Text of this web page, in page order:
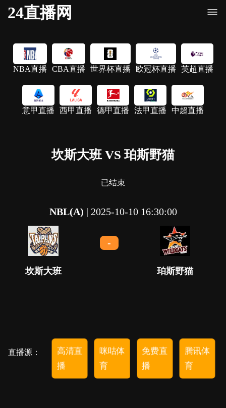
24直播网
NBA直播 CBA直播 世界杯直播 欧冠杯直播 英超直播
意甲直播 西甲直播 德甲直播 法甲直播 中超直播
坎斯大班 VS 珀斯野猫
已结束
NBL(A) | 2025-10-10 16:30:00
坎斯大班
-
珀斯野猫
直播源： 高清直
播
咪咕体
育
免费直
播
腾讯体
育